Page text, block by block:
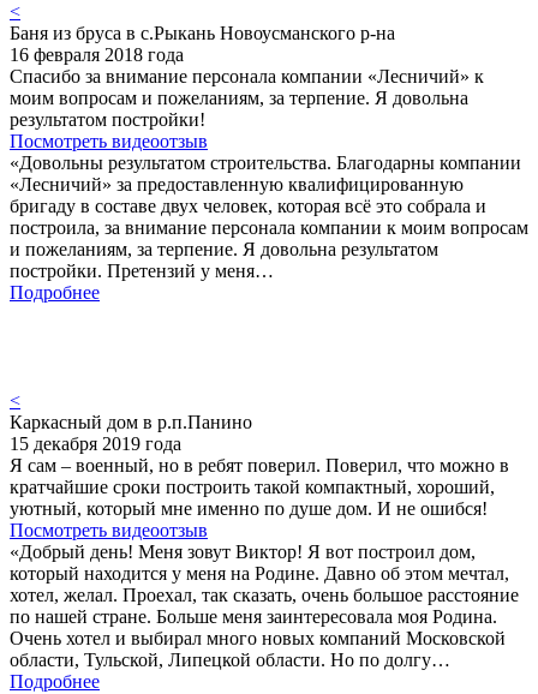
<
Баня из бруса в с.Рыкань Новоусманского р-на
16 февраля 2018 года
Спасибо за внимание персонала компании «Лесничий» к
моим вопросам и пожеланиям, за терпение. Я довольна
результатом постройки!
Посмотреть видеоотзыв
«Довольны результатом строительства. Благодарны компании
«Лесничий» за предоставленную квалифицированную
бригаду в составе двух человек, которая всё это собрала и
построила, за внимание персонала компании к моим вопросам
и пожеланиям, за терпение. Я довольна результатом
постройки. Претензий у меня…
Подробнее
<
Каркасный дом в р.п.Панино
15 декабря 2019 года
Я сам – военный, но в ребят поверил. Поверил, что можно в
кратчайшие сроки построить такой компактный, хороший,
уютный, который мне именно по душе дом. И не ошибся!
Посмотреть видеоотзыв
«Добрый день! Меня зовут Виктор! Я вот построил дом,
который находится у меня на Родине. Давно об этом мечтал,
хотел, желал. Проехал, так сказать, очень большое расстояние
по нашей стране. Больше меня заинтересовала моя Родина.
Очень хотел и выбирал много новых компаний Московской
области, Тульской, Липецкой области. Но по долгу…
Подробнее